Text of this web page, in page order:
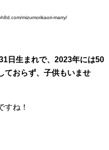
mizumorikaori-marry/
日生まれで、2023年には50
ておらず、子供もいませ
すね！